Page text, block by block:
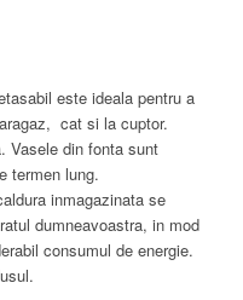
este ideala pentru a
cat si la cuptor.
Vasele din fonta sunt
termen lung.
inmagazinata se
dumneavoastra, in mod
consumul de energie.